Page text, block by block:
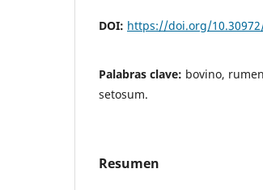
DOI: https://doi.org/
Palabras clave: bovino,
setosum.
Resumen